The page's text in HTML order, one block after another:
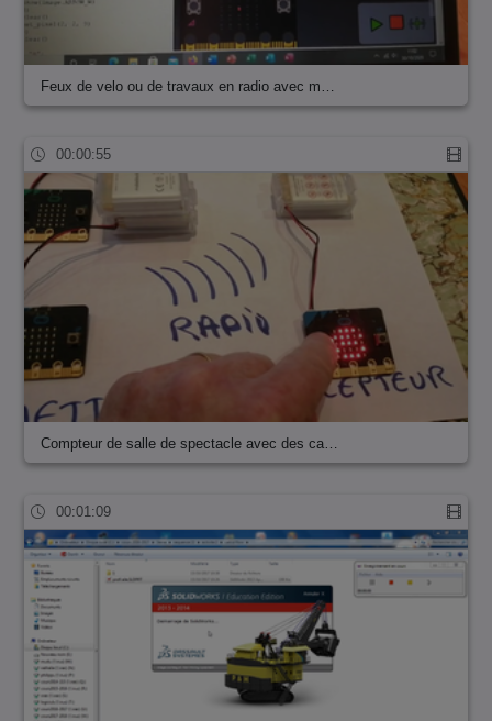
Feux de velo ou de travaux en radio avec m…
00:00:55
Compteur de salle de spectacle avec des ca…
00:01:09